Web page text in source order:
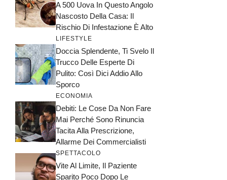
A 500 Uova In Questo Angolo
Nascosto Della Casa: Il
Rischio Di Infestazione È Alto
LIFESTYLE
Doccia Splendente, Ti Svelo Il
Trucco Delle Esperte Di
Pulito: Così Dici Addio Allo
Sporco
ECONOMIA
Debiti: Le Cose Da Non Fare
Mai Perché Sono Rinuncia
Tacita Alla Prescrizione,
Allarme Dei Commercialisti
SPETTACOLO
Vite Al Limite, Il Paziente
Sparito Poco Dopo Le